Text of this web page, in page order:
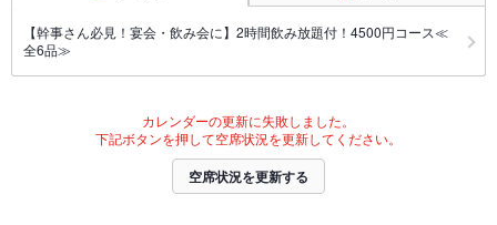
【幹事さん必見！宴会・飲み会に】2時間飲み放題付！4500円コース≪
全6品≫
カレンダーの更新に失敗しました。
下記ボタンを押して空席状況を更新してください。
空席状況を更新する